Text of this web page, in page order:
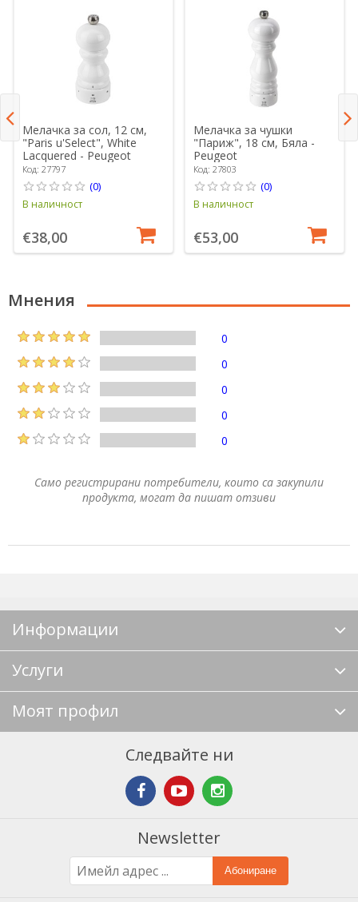
Мелачка за сол, 12 см,
"Paris u'Select", White
Lacquered - Peugeot
Код: 27797
(0)
В наличност
€38,00
Мелачка за чушки
"Париж", 18 см, Бяла -
Peugeot
Код: 27803
(0)
В наличност
€53,00
Мнения
0
0
0
0
0
Само регистрирани потребители, които са закупили
продукта, могат да пишат отзиви
Информации
Услуги
Моят профил
Следвайте ни
Newsletter
Абониране